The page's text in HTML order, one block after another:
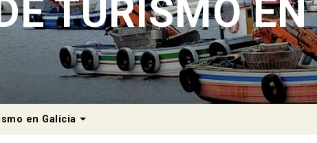
TURISMO
en Galicia Dropdown